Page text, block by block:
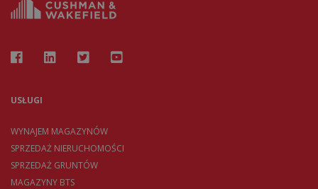
USŁUGI
WYNAJEM MAGAZYNÓW
SPRZEDAŻ NIERUCHOMOŚCI
SPRZEDAŻ GRUNTÓW
MAGAZYNY BTS